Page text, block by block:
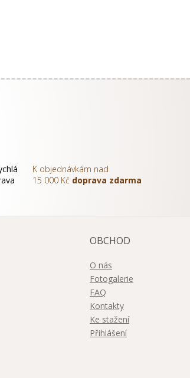
K objednávkám nad
15 000 Kč doprava zdarma
OBCHOD
O nás
Fotogalerie
FAQ
Kontakty
Ke stažení
Přihlášení